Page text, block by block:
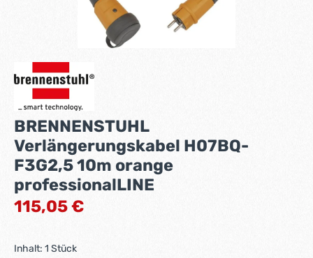
BRENNENSTUHL
Verlängerungskabel H07BQ-
F3G2,5 10m orange
professionalLINE
Regulärer Preis:
115,05 €
Inhalt: 1 Stück